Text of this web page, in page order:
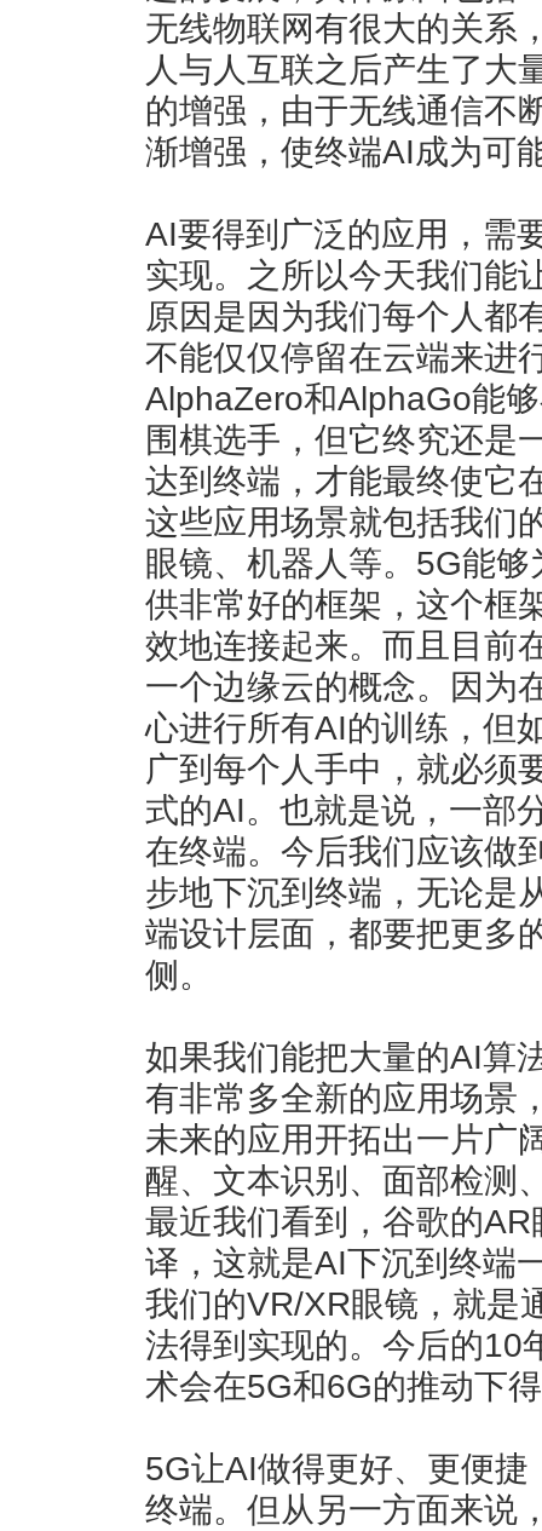
无线物联网有很大的关系
人与人互联之后产生了大
的增强，由于无线通信不
渐增强，使终端AI成为可
AI要得到广泛的应用，需
实现。之所以今天我们能
原因是因为我们每个人都
不能仅仅停留在云端来进
AlphaZero和AlphaGo能
围棋选手，但它终究还是
达到终端，才能最终使它
这些应用场景就包括我们
眼镜、机器人等。5G能
供非常好的框架，这个框
效地连接起来。而且目前
一个边缘云的概念。因为
心进行所有AI的训练，但
广到每个人手中，就必须
式的AI。也就是说，一部
在终端。今后我们应该做
步地下沉到终端，无论是
端设计层面，都要把更多
侧。
如果我们能把大量的AI算
有非常多全新的应用场景
未来的应用开拓出一片广
醒、文本识别、面部检测
最近我们看到，谷歌的
译，这就是AI下沉到终端
我们的VR/XR眼镜，就是
法得到实现的。今后的10
术会在5G和6G的推动下
5G让AI做得更好、更便
终端。但从另一方面来说